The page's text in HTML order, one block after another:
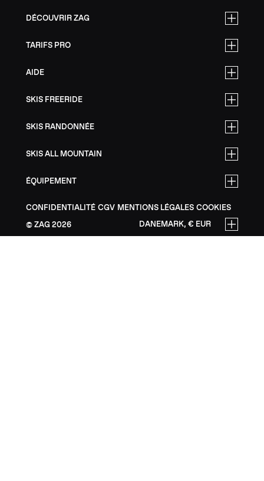
DÉCOUVRIR ZAG
TARIFS PRO
AIDE
SKIS FREERIDE
SKIS RANDONNÉE
SKIS ALL MOUNTAIN
ÉQUIPEMENT
CONFIDENTIALITÉ CGV MENTIONS LÉGALES COOKIES
ZAG 2026 DANEMARK, € EUR